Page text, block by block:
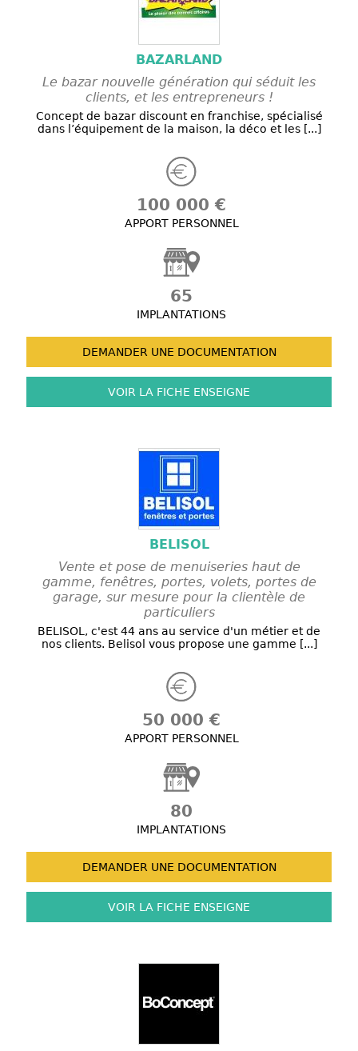
BAZARLAND
Le bazar nouvelle génération qui séduit les
clients, et les entrepreneurs !
Concept de bazar discount en franchise, spécialisé
dans l’équipement de la maison, la déco et les [...]
100 000 €
APPORT PERSONNEL
65
IMPLANTATIONS
DEMANDER UNE DOCUMENTATION
VOIR LA FICHE ENSEIGNE
BELISOL
Vente et pose de menuiseries haut de
gamme, fenêtres, portes, volets, portes de
garage, sur mesure pour la clientèle de
particuliers
BELISOL, c'est 44 ans au service d'un métier et de
nos clients. Belisol vous propose une gamme [...]
50 000 €
APPORT PERSONNEL
80
IMPLANTATIONS
DEMANDER UNE DOCUMENTATION
VOIR LA FICHE ENSEIGNE